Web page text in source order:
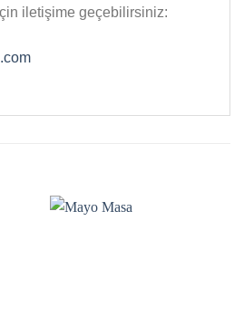
iletişime geçebilirsiniz: